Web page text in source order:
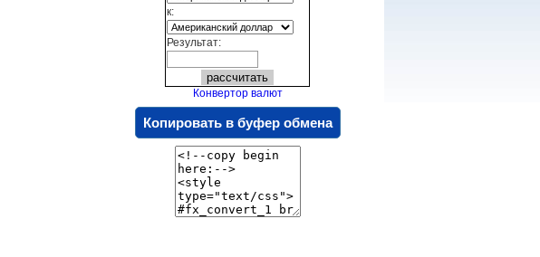
к:
Результат:
Конвертор валют
Копировать в буфер обмена